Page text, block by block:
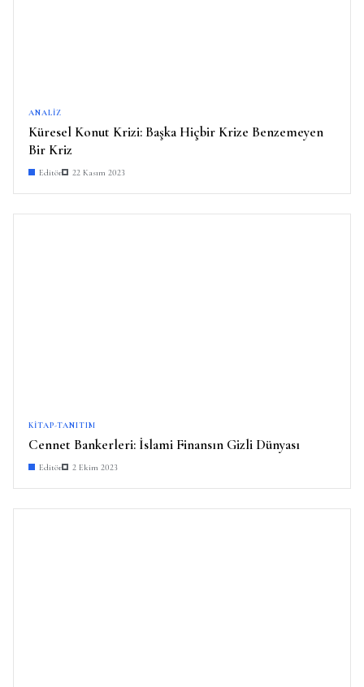
ANALIZ
Küresel Konut Krizi: Başka Hiçbir Krize Benzemeyen
Bir Kriz
Editör 22 Kasım 2023
KITAP-TANITIM
Cennet Bankerleri: İslami Finansın Gizli Dünyası
Editör 2 Ekim 2023